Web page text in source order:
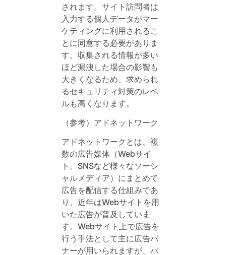
されます。サイト訪問者は
入力する個人データがマー
ケティングに利用されるこ
とに同意する必要がありま
す。収集される情報が多い
ほど漏洩した場合の影響も
大きくなるため、求められ
るセキュリティ対策のレベ
ルも高くなります。
（参考）アドネットワーク
アドネットワークとは、複
数の広告媒体（Webサイ
ト、SNSなど様々なソーシ
ャルメディア）にまとめて
広告を配信する仕組みであ
り、近年はWebサイトを用
いた広告が普及していま
す。Webサイト上で広告を
行う手法として主に広告バ
ナーが用いられますが、バ